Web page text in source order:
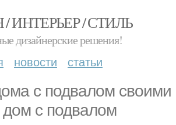
ИНТЕРЬЕР / СТИЛЬ
дизайнерские решения!
новости статьи
с подвалом
с подвалом